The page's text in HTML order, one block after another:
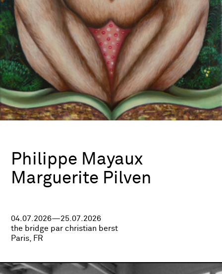
Philippe Mayaux
Marguerite Pilven
04.07.2026—25.07.2026
the bridge par christian berst
Paris, FR